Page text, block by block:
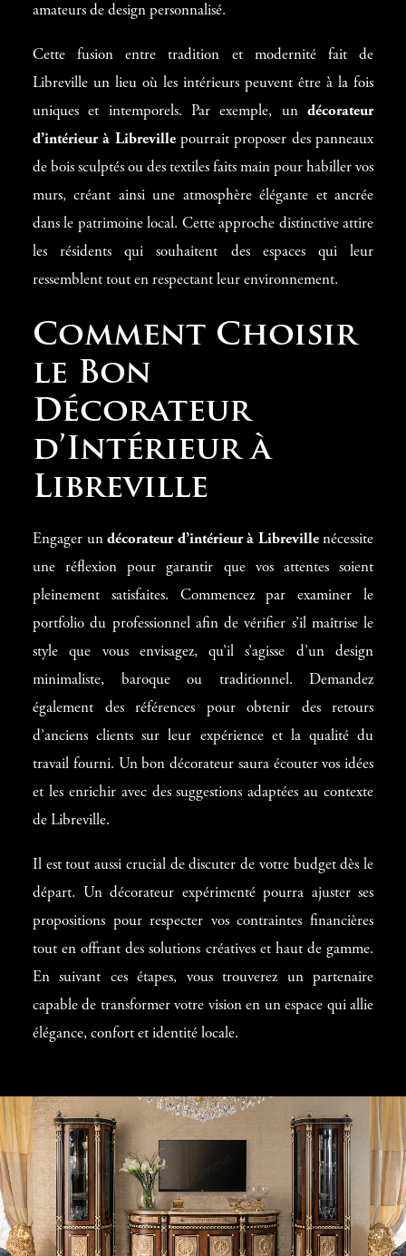
amateurs de design personnalisé.
Cette fusion entre tradition et modernité fait de
Libreville un lieu où les intérieurs peuvent être à la fois
uniques et intemporels. Par exemple, un décorateur
d’intérieur à Librevillepourrait proposer des panneaux
de bois sculptés ou des textiles faits main pour habiller vos
murs, créant ainsi une atmosphère élégante et ancrée
dans le patrimoine local. Cette approche distinctive attire
les résidents qui souhaitent des espaces qui leur
ressemblent tout en respectant leur environnement.
Comment Choisir
le Bon
Décorateur
d’Intérieur à
Libreville
Engager un décorateur d’intérieur à Librevillenécessite
une réflexion pour garantir que vos attentes soient
pleinement satisfaites. Commencez par examiner le
portfolio du professionnel afin de vérifier s’il maîtrise le
style que vous envisagez, qu’il s’agisse d’un design
minimaliste, baroque ou traditionnel. Demandez
également des références pour obtenir des retours
d’anciens clients sur leur expérience et la qualité du
travail fourni. Un bon décorateur saura écouter vos idées
et les enrichir avec des suggestions adaptées au contexte
de Libreville.
Il est tout aussi crucial de discuter de votre budget dès le
départ. Un décorateur expérimenté pourra ajuster ses
propositions pour respecter vos contraintes financières
tout en offrant des solutions créatives et haut de gamme.
En suivant ces étapes, vous trouverez un partenaire
capable de transformer votre vision en un espace qui allie
élégance, confort et identité locale.